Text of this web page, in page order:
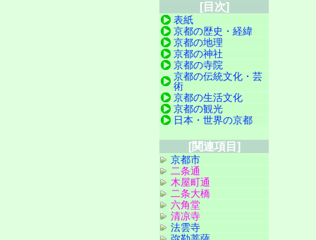
[目次]
表紙
京都の歴史・経緯
京都の地理
京都の神社
京都の寺院
京都の伝統文化・芸
術
京都の生活文化
京都の観光
日本・世界の京都
[関連項目]
京都市
二条通
木屋町通
二条大橋
六角堂
清凉寺
法雲寺